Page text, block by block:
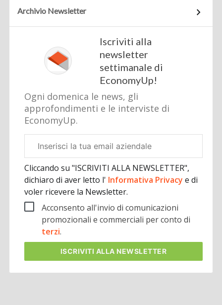
Archivio Newsletter
Iscriviti alla
newsletter
settimanale di
EconomyUp!
Ogni domenica le news, gli
approfondimenti e le interviste di
EconomyUp.
aziendale
Cliccando su "ISCRIVITI ALLA NEWSLETTER",
dichiaro di aver letto l' Informativa Privacye di
voler ricevere la Newsletter.
Acconsento all'invio di comunicazioni
promozionali e commerciali per conto di
terzi.
ISCRIVITI ALLA NEWSLETTER